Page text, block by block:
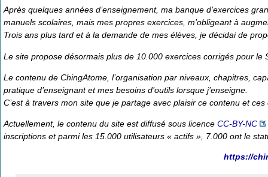
Après quelques années d’enseignement, ma banque d’exercices
manuels scolaires, mais mes propres exercices, m’obligeant à
Trois ans plus tard et à la demande de mes élèves, je décidai de
Le site propose désormais plus de 10.000 exercices corrigés pour le
Le contenu de ChingAtome, l’organisation par niveaux, chapitres,
pratique d’enseignant et mes besoins d’outils lorsque j’enseigne.
C’est à travers mon site que je partage avec plaisir ce contenu et ces
Actuellement, le contenu du site est diffusé sous licence CC-BY-NC
inscriptions et parmi les 15.000 utilisateurs « actifs », 7.000 ont le
https://